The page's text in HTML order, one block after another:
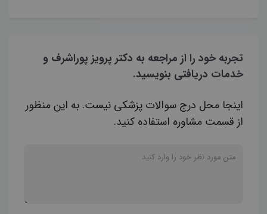
تجربه خود را از مراجعه به دکتر پرویز پوراشرف و
خدمات دریافتی بنویسید.
اینجا محل درج سوالات پزشکی نیست. به این منظور
از قسمت مشاوره استفاده کنید.